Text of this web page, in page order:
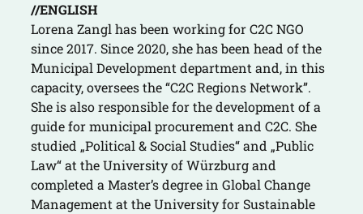
//ENGLISH
Lorena Zangl has been working for C2C NGO
since 2017. Since 2020, she has been head of the
Municipal Development department and, in this
capacity, oversees the “C2C Regions Network”.
She is also responsible for the development of a
guide for municipal procurement and C2C. She
studied „Political & Social Studies“ and „Public
Law“ at the University of Würzburg and
completed a Master’s degree in Global Change
Management at the University for Sustainable